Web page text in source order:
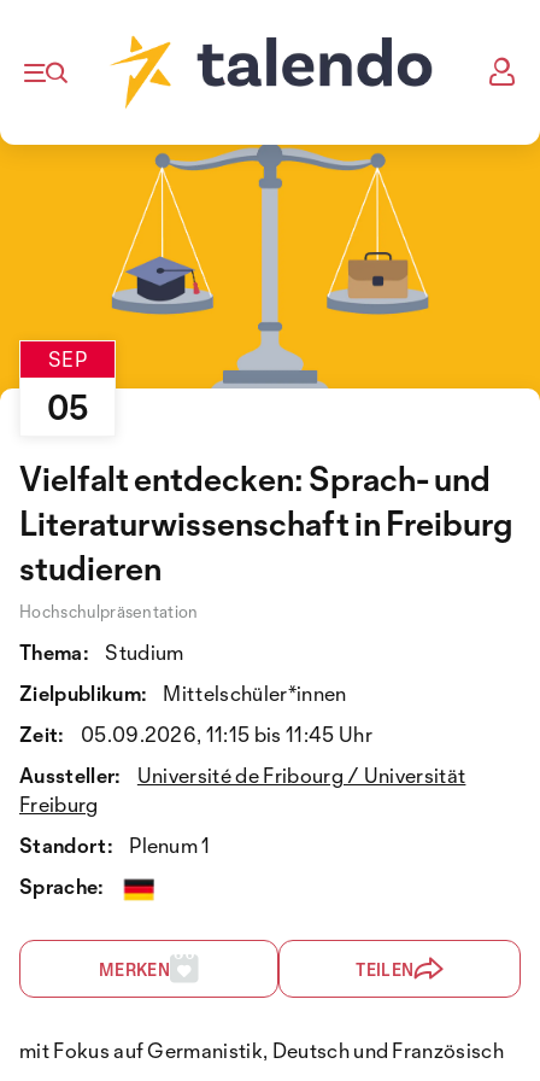
SEP
05
Vielfalt entdecken: Sprach- und
Literaturwissenschaft in Freiburg
studieren
Hochschulpräsentation
Thema:
Studium
Zielpublikum:
Mittelschüler*innen
Zeit:
05.09.2026, 11:15 bis 11:45 Uhr
Aussteller:
Université de Fribourg / Universität
Freiburg
Standort:
Plenum 1
Sprache:
MERKEN TEILEN
mit Fokus auf Germanistik, Deutsch und Französisch